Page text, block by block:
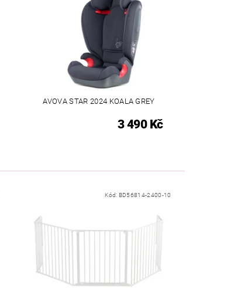
AVOVA STAR 2024 KOALA GREY
3 490 Kč
Kód: BD56814-2400-10